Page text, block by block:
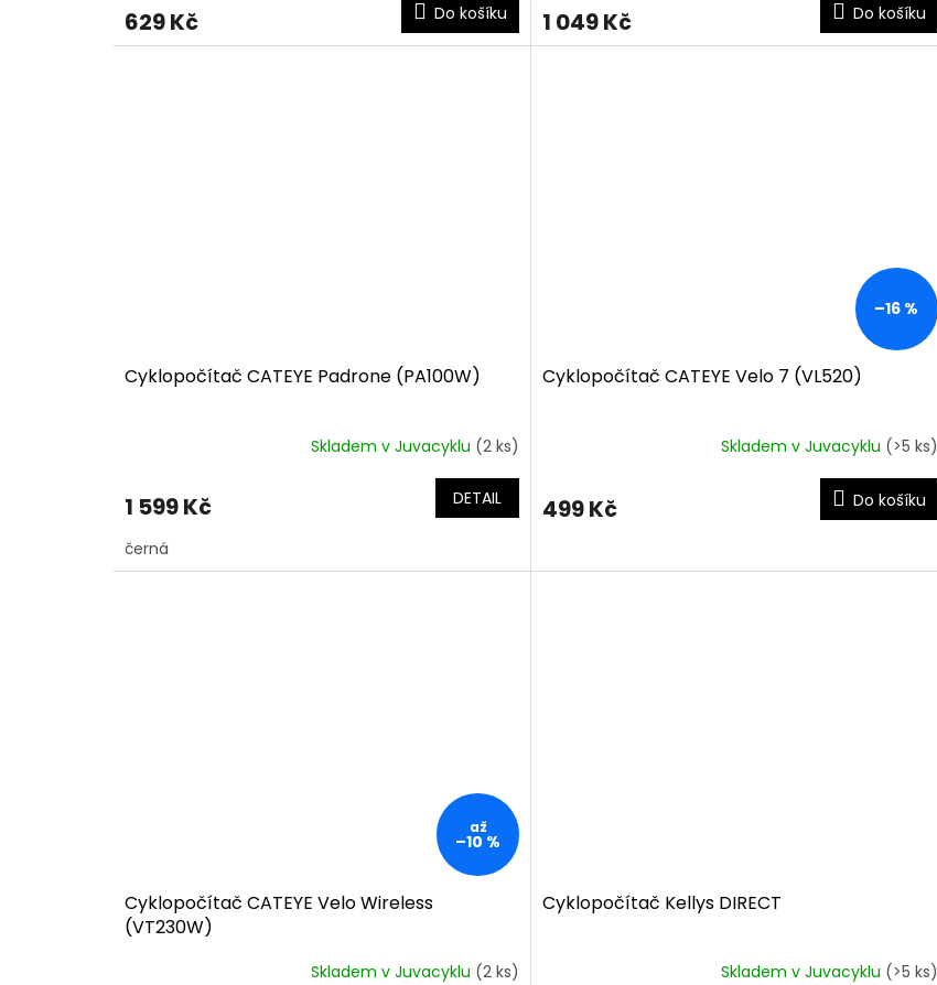
629 Kč Do košíku 1 049 Kč Do košíku
Cyklopočítač CATEYE Padrone (PA100W)
Skladem v Juvacyklu (2 ks)
1 599 Kč DETAIL
černá
–16 %
Cyklopočítač CATEYE Velo 7 (VL520)
Skladem v Juvacyklu (>5 ks)
499 Kč Do košíku
až
–10 %
Cyklopočítač CATEYE Velo Wireless
(VT230W)
Skladem v Juvacyklu (2 ks)
Cyklopočítač Kellys DIRECT
Skladem v Juvacyklu (>5 ks)